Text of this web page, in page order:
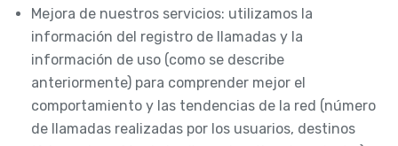
Mejora de nuestros servicios: utilizamos la
información del registro de llamadas y la
información de uso (como se describe
anteriormente) para comprender mejor el
comportamiento y las tendencias de la red (número
de llamadas realizadas por los usuarios, destinos